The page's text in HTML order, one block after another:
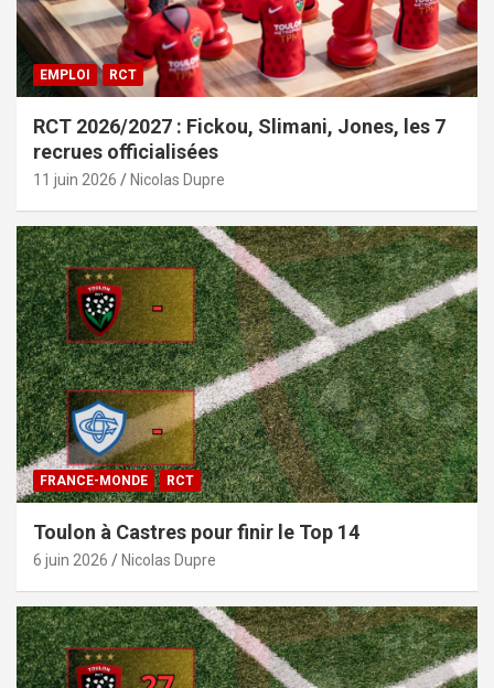
EMPLOI RCT
RCT 2026/2027 : Fickou, Slimani, Jones, les 7
recrues officialisées
11 juin 2026 Nicolas Dupre
FRANCE-MONDE RCT
Toulon à Castres pour finir le Top 14
6 juin 2026 Nicolas Dupre